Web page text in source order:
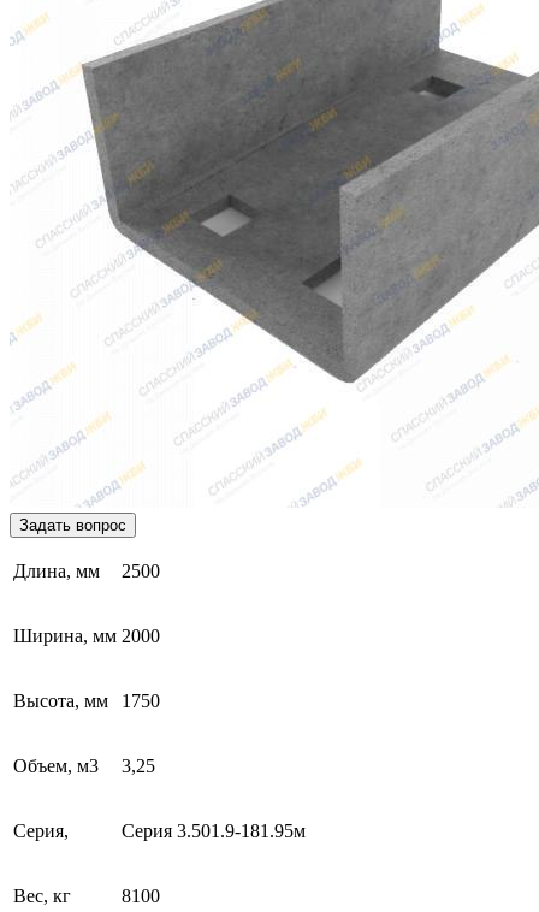
Задать вопрос
Длина, мм 2500
Ширина, мм 2000
Высота, мм 1750
Объем, м3 3,25
Серия, Серия 3.501.9-181.95м
Вес, кг 8100